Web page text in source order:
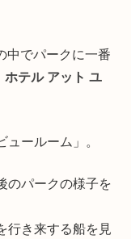
中でパークに一番
ホテル アット ユ
ールーム」。
のパークの様子を
行き来する船を見